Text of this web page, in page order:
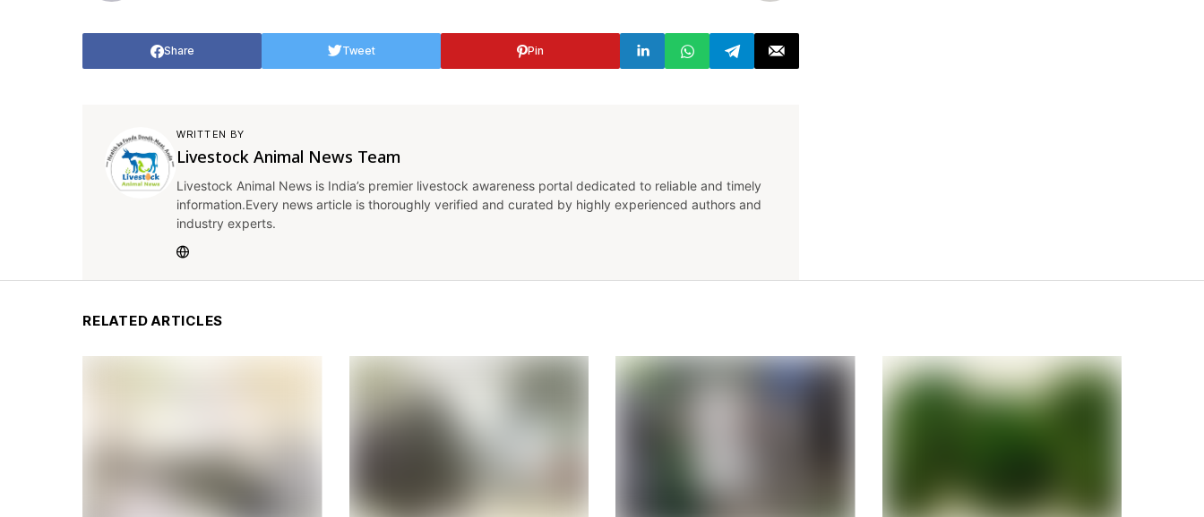
Share Tweet Pin
WRITTEN BY
Livestock Animal News Team
Livestock Animal News is India’s premier livestock awareness portal dedicated to reliable and timely
information.Every news article is thoroughly verified and curated by highly experienced authors and
industry experts.
RELATED ARTICLES